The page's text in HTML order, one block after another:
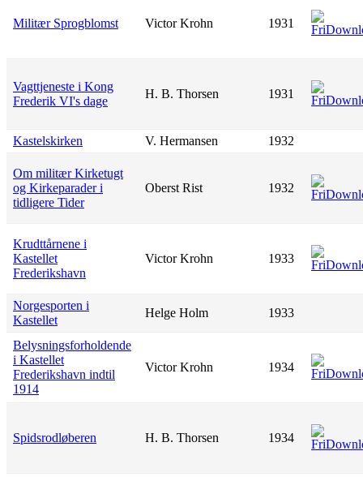
Militær Sprogblomst Victor Krohn 1931
Vagttjeneste i Kong
Frederik VI's dage
H. B. Thorsen 1931
Kastelskirken V. Hermansen 1932
Om militær Kirketugt
og Kirkeparader i
tidligere Tider
Oberst Rist 1932
Krudttårnene i
Kastellet
Frederikshavn
Victor Krohn 1933
Norgesporten i
Kastellet
Helge Holm 1933
Belysningsforholdende
i Kastellet
Frederikshavn indtil
1914
Victor Krohn 1934
Spidsrodløberen H. B. Thorsen 1934